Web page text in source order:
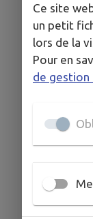
Ce site
un petit
lors de la
Pour en
de gestion